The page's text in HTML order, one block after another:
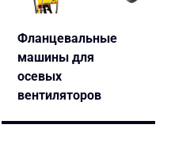
Фланцевальные
машины для
осевых
вентиляторов